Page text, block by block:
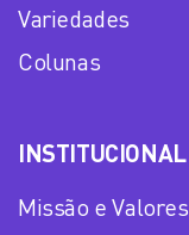
Variedades
Colunas
INSTITUCIONAL
Missão e Valores